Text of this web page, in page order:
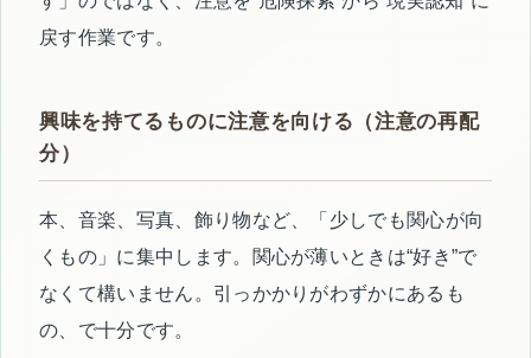
戻す作業です。
興味を持てるものに注意を向ける（注意の再配
分）
本、音楽、写真、飾り物など、「少しでも関心が向
くもの」に集中します。関心が薄いときは“好き”で
なくて構いません。引っかかりがわずかにあるも
の、で十分です。